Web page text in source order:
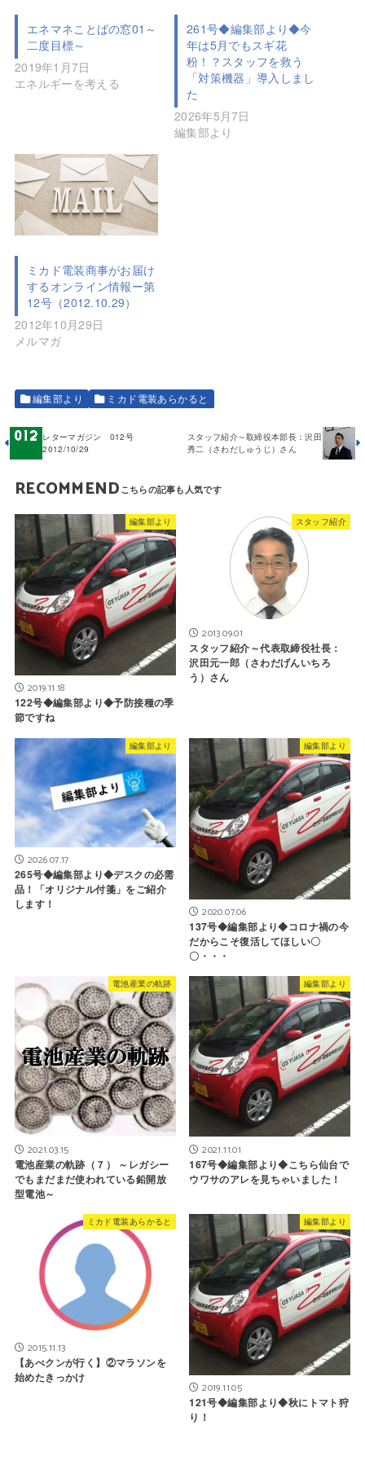
エネマネことばの窓01～
二度目標～
2019年1月7日
エネルギーを考える
261号◆編集部より◆今
年は5月でもスギ花
粉！？スタッフを救う
「対策機器」導入しまし
た
2026年5月7日
編集部より
ミカド電装商事がお届け
するオンライン情報ー第
12号（2012.10.29）
2012年10月29日
メルマガ
編集部より ミカド電装あらかると
スタッフ紹介～取締役本部長：沢田
秀二（さわだしゅうじ）さん
レターマガジン 012号
2012/10/29
RECOMMEND
編集部より
2019.11.18
122号◆編集部より◆予防接種の季
節ですね
スタッフ紹介
2013.09.01
スタッフ紹介～代表取締役社長：
沢田元一郎（さわだげんいちろ
う）さん
編集部より
2026.07.17
265号◆編集部より◆デスクの必需
品！「オリジナル付箋」をご紹介
します！
編集部より
2020.07.06
137号◆編集部より◆コロナ禍の今
だからこそ復活してほしい〇
〇・・・
電池産業の軌跡
2021.03.15
電池産業の軌跡（７） ～レガシー
でもまだまだ使われている鉛開放
型電池～
編集部より
2021.11.01
167号◆編集部より◆こちら仙台で
ウワサのアレを見ちゃいました！
ミカド電装あらかると
2015.11.13
【あべクンが行く】②マラソンを
始めたきっかけ
編集部より
2019.11.05
121号◆編集部より◆秋にトマト狩
り！